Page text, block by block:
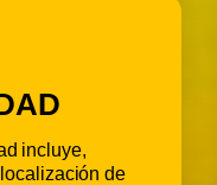
incluye,
de